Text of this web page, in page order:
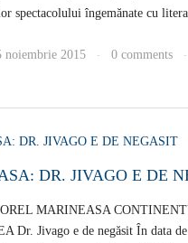
spectacolului îngemănate cu
noiembrie 2015 · 0 comments ·
DR. JIVAGO E DE
MARINEASA
Dr. Jivago e de negăsit În data de